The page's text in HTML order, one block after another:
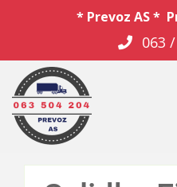
* Prevoz AS *
063